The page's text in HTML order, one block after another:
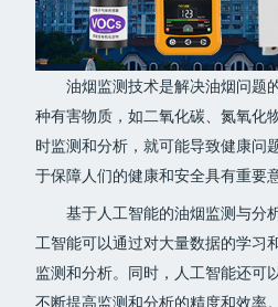
油烟监测技术是解决油烟问题
种有害物质，如二氧化碳、氮氧化
时监测和分析，就可能导致健康问
于保障人们的健康和安全具有重要意
基于人工智能的油烟监测与分
工智能可以通过对大量数据的学习
监测和分析。同时，人工智能还可
不断提高监测和分析的精度和效率。